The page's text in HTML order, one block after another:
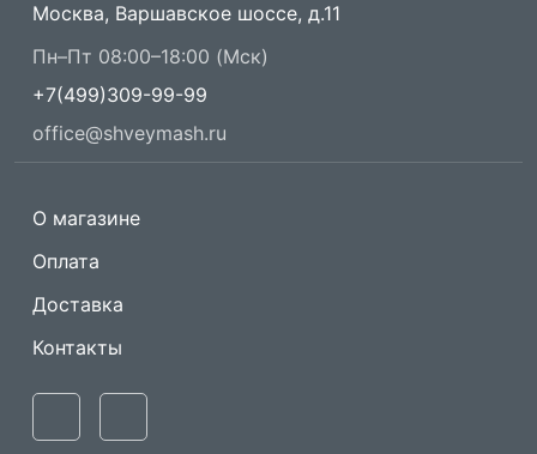
Москва, Варшавское шоссе, д.11
Пн–Пт 08:00–18:00 (Мск)
+7(499)309-99-99
office@shveymash.ru
О магазине
Оплата
Доставка
Контакты